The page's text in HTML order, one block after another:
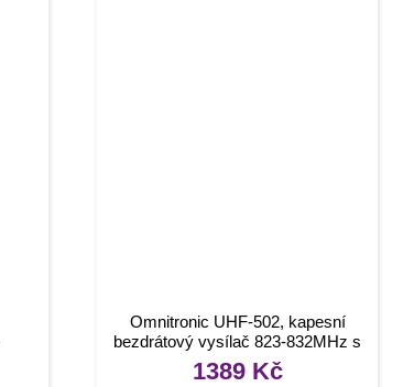
Omnitronic UHF-502, kapesní
bezdrátový vysílač 823-832MHz s
klopovým mikrofonem
1389 Kč